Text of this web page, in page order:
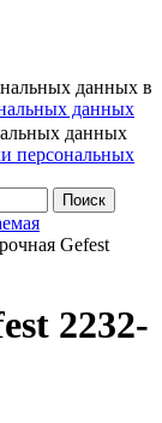
данных в
данных
данных
персональных
Gefest
2232-